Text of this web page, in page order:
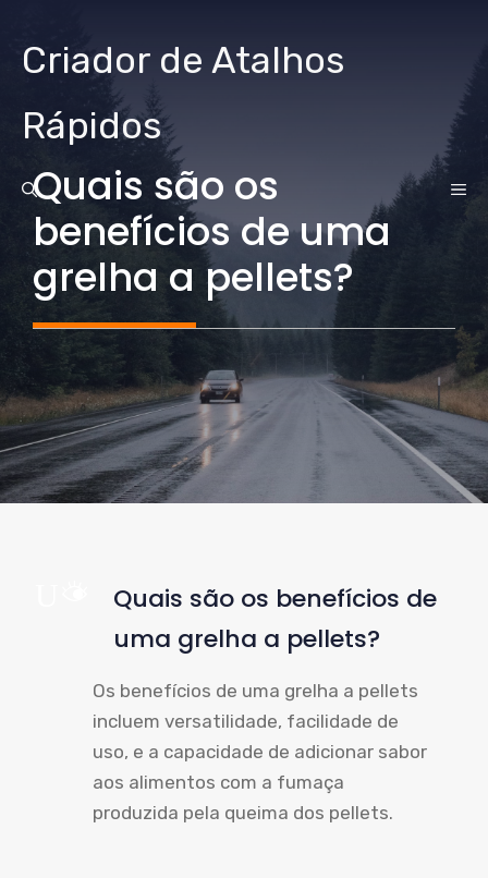
para
conteúdo
Criador de Atalhos
Rápidos
Quais são os
benefícios de uma
grelha a pellets?
Quais são os benefícios de
uma grelha a pellets?
Os benefícios de uma grelha a pellets
incluem versatilidade, facilidade de
uso, e a capacidade de adicionar sabor
aos alimentos com a fumaça
produzida pela queima dos pellets.